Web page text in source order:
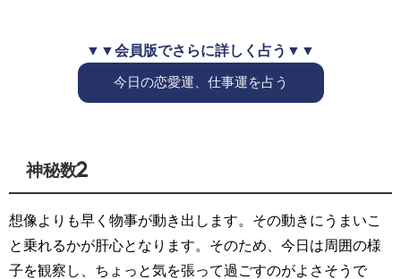
▼▼会員版でさらに詳しく占う▼▼
今日の恋愛運、仕事運を占う
神秘数2
想像よりも早く物事が動き出します。その動きにうまいこ
と乗れるかが肝心となります。そのため、今日は周囲の様
子を観察し、ちょっと気を張って過ごすのがよさそうで